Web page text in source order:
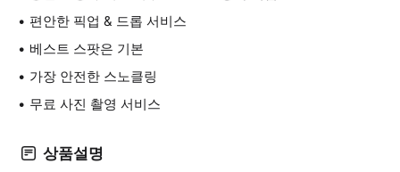
편안한 픽업 & 드롭 서비스
베스트 스팟은 기본
가장 안전한 스노클링
무료 사진 촬영 서비스
상품설명